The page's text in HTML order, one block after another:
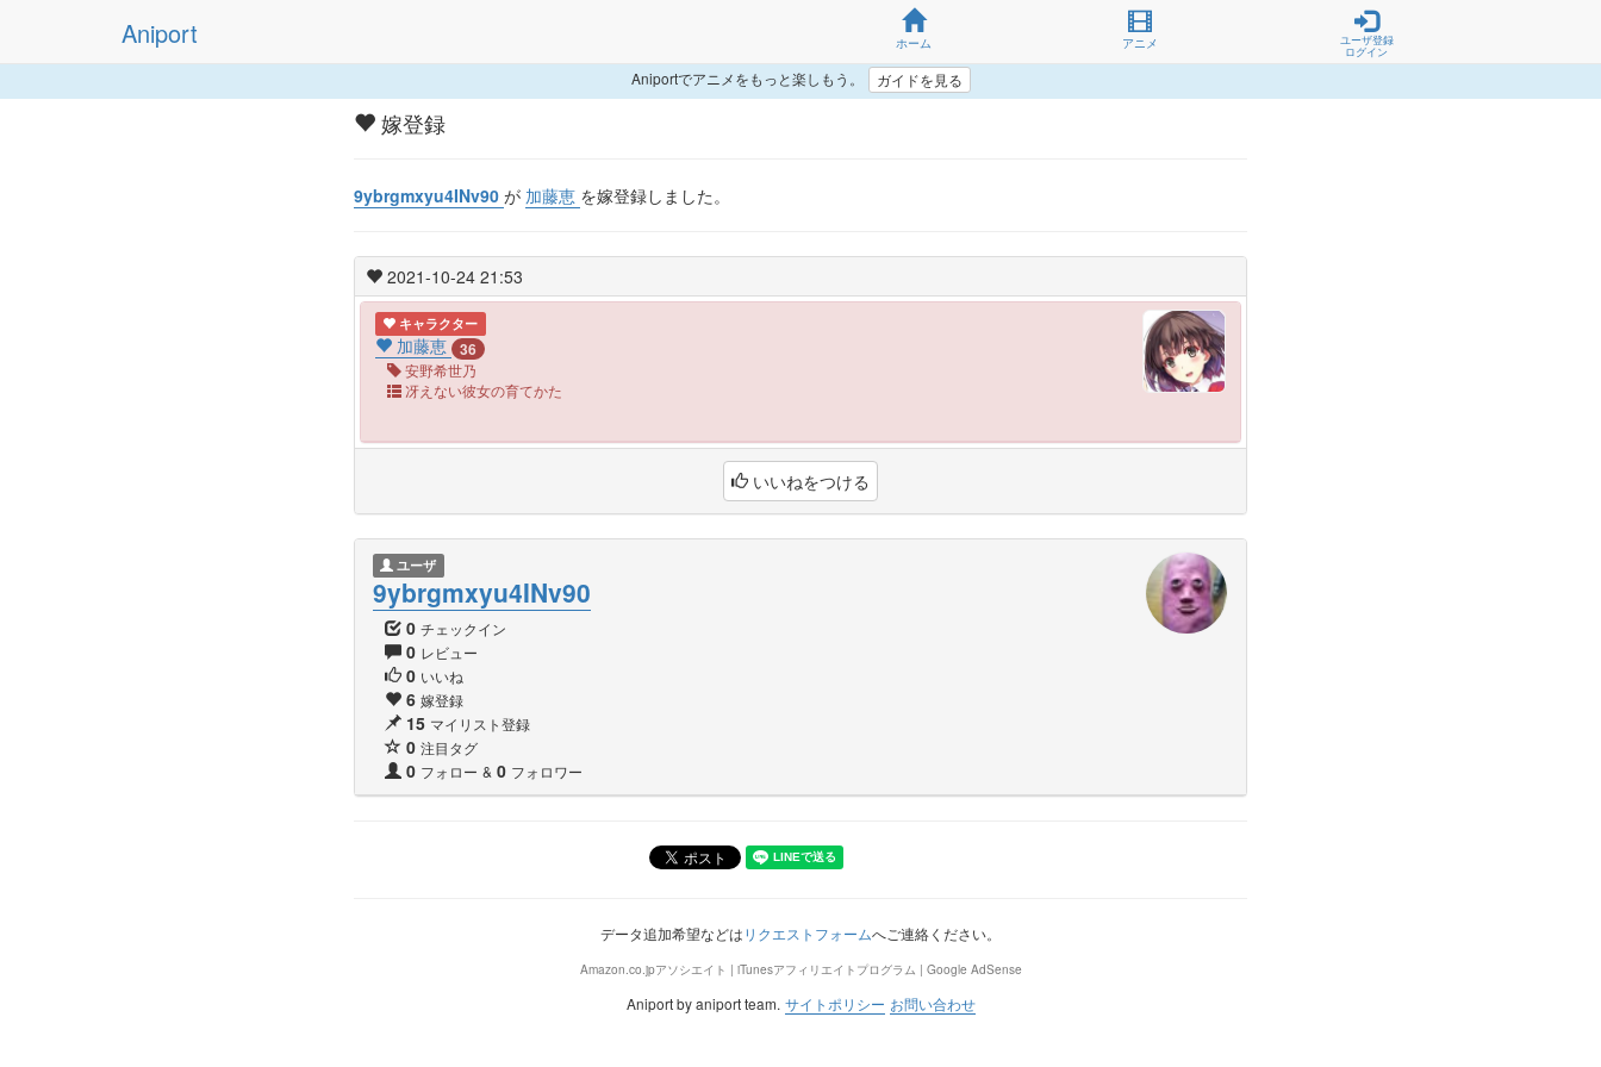
Aniport ホーム アニメ
ユーザ登録
ログイン
Aniportでアニメをもっと楽しもう。 ガイドを見る
嫁登録
9ybrgmxyu4INv90 が 加藤恵 を嫁登録しました。
2021-10-24 21:53
キャラクター
加藤恵 36
安野希世乃
冴えない彼女の育てかた
いいねをつける
ユーザ
9ybrgmxyu4INv90
0 チェックイン
0 レビュー
0 いいね
6 嫁登録
15 マイリスト登録
0 注目タグ
0 フォロー & 0 フォロワー
データ追加希望などはリクエストフォームへご連絡ください。
Amazon.co.jpアソシエイト | iTunesアフィリエイトプログラム | Google AdSense
Aniport by aniport team. サイトポリシー お問い合わせ